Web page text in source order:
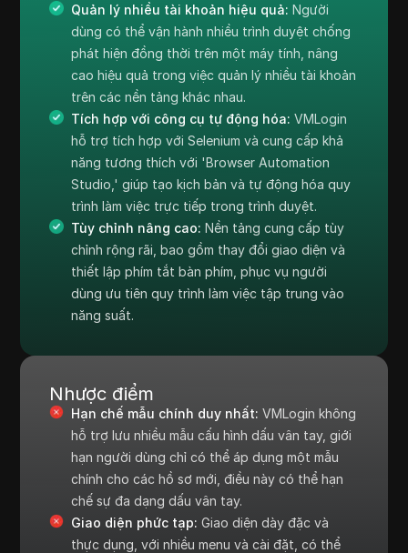
Quản lý nhiều tài khoản hiệu quả: Người
dùng có thể vận hành nhiều trình duyệt chống
phát hiện đồng thời trên một máy tính, nâng
cao hiệu quả trong việc quản lý nhiều tài khoản
trên các nền tảng khác nhau.
Tích hợp với công cụ tự động hóa: VMLogin
hỗ trợ tích hợp với Selenium và cung cấp khả
năng tương thích với 'Browser Automation
Studio,' giúp tạo kịch bản và tự động hóa quy
trình làm việc trực tiếp trong trình duyệt.
Tùy chỉnh nâng cao: Nền tảng cung cấp tùy
chỉnh rộng rãi, bao gồm thay đổi giao diện và
thiết lập phím tắt bàn phím, phục vụ người
dùng ưu tiên quy trình làm việc tập trung vào
năng suất.
Nhược điểm
Hạn chế mẫu chính duy nhất: VMLogin không
hỗ trợ lưu nhiều mẫu cấu hình dấu vân tay, giới
hạn người dùng chỉ có thể áp dụng một mẫu
chính cho các hồ sơ mới, điều này có thể hạn
chế sự đa dạng dấu vân tay.
Giao diện phức tạp: Giao diện dày đặc và
thực dụng, với nhiều menu và cài đặt, có thể